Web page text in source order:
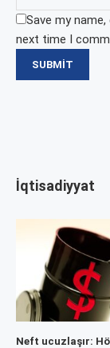
Save my
next time I
İqtisadiyyat
Neft ucuzlaşır: